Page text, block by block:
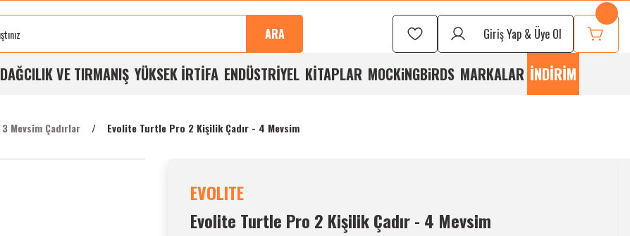
Buluşma
Kalite
Ücretsiz
Gün
İmkanı
ARA Giriş Yap & Üye Ol
DAĞCILIK VE TIRMANIŞ YÜKSEK İRTİFA ENDÜSTRİYEL KİTAPLAR MOCKiNGBiRDS MARKALAR İNDİRİM
3 Mevsim Çadırlar Evolite Turtle Pro 2 Kişilik Çadır - 4 Mevsim
EVOLITE
Evolite Turtle Pro 2 Kişilik Çadır - 4 Mevsim